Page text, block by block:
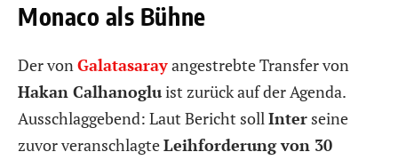
Monaco als Bühne
Der vonGalatasarayangestrebte Transfer von
Hakan Calhanogluist zurück auf der Agenda.
Ausschlaggebend: Laut Bericht sollInter seine
zuvor veranschlagteLeihforderung von 30